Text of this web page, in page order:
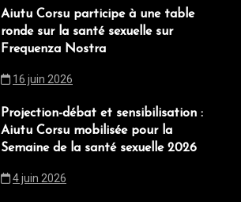
Aiutu Corsu participe à une table
ronde sur la santé sexuelle sur
Frequenza Nostra
16 juin 2026
Projection-débat et sensibilisation :
Aiutu Corsu mobilisée pour la
Semaine de la santé sexuelle 2026
4 juin 2026